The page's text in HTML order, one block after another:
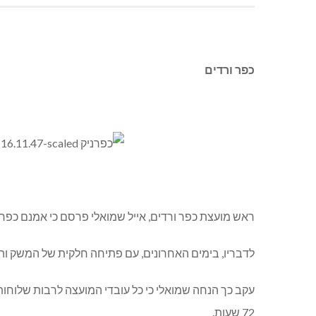
כפר ורדים
ראש מועצת כפר ורדים, אייל שמואלי פרסם כי אמנם כפר
לדבריו, בימים האחרונים, עם פתיחה חלקית של המשק
עקב כך הנחה שמואלי כי כל עובדי המועצה לרבות
72 שעות.